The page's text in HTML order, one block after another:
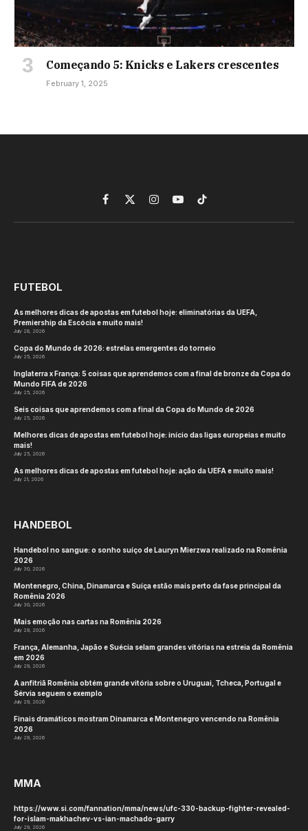
Começando 5: Knicks e Lakers crescentes
February 1, 2025
Facebook
X
(Twitter)
InstagramYouTubeTikTok
FUTEBOL
As melhores dicas de apostas em futebol hoje: eliminatórias da UEFA,
Premiership da Escócia e muito mais!
July 28, 2026
Copa do Mundo de 2026: estrelas emergentes do torneio
July 25, 2026
Inglaterra x França: 5 coisas que aprendemos com a final de bronze da Copa do
Mundo FIFA de 2026
July 25, 2026
Seis coisas que aprendemos com a final da Copa do Mundo de 2026
July 25, 2026
Melhores dicas de apostas em futebol hoje: início das ligas europeias e muito
mais!
July 25, 2026
As melhores dicas de apostas em futebol hoje: ação da UEFA e muito mais!
July 21, 2026
HANDEBOL
Handebol no sangue: o sonho suíço de Lauryn Mierzwa realizado na Romênia
2026
July 30, 2026
Montenegro, China, Dinamarca e Suíça estão mais perto da fase principal da
Romênia 2026
July 30, 2026
Mais emoção nas cartas na Romênia 2026
July 29, 2026
França, Alemanha, Japão e Suécia selam grandes vitórias na estreia da Romênia
em 2026
July 29, 2026
A anfitriã Romênia obtém grande vitória sobre o Uruguai, Tcheca, Portugal e
Sérvia seguem o exemplo
July 29, 2026
Finais dramáticos mostram Dinamarca e Montenegro vencendo na Romênia
2026
July 29, 2026
MMA
https://www.si.com/fannation/mma/news/ufc-330-backup-fighter-revealed-
for-islam-makhachev-vs-ian-machado-garry
July 29, 2026